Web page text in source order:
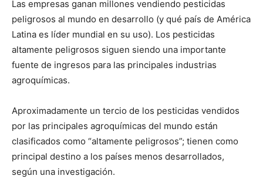
Las empresas ganan millones vendiendo pesticidas
peligrosos al mundo en desarrollo (y qué país de América
Latina es líder mundial en su uso). Los pesticidas
altamente peligrosos siguen siendo una importante
fuente de ingresos para las principales industrias
agroquímicas.
Aproximadamente un tercio de los pesticidas vendidos
por las principales agroquímicas del mundo están
clasificados como “altamente peligrosos”; tienen como
principal destino a los países menos desarrollados,
según una investigación.